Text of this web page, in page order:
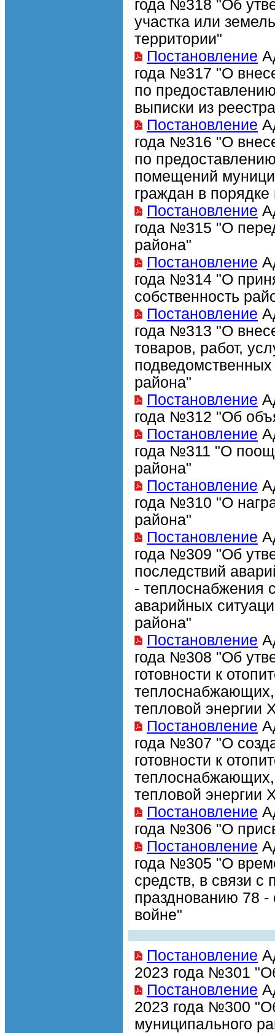
года №318 "Об
участка или
территории"
Постановление
года №317 "О
по
выписки из
Постановление
года №316 "О
по
помещений
граждан в порядке
Постановление
года №315 "О
района"
Постановление
года №314 "О
собственность
Постановление
года №313 "О
товаров, работ,
района"
Постановление
года №312 "Об
Постановление
года №311 "О
района"
Постановление
года №310 "О
района"
Постановление
года №309 "Об
последствий
- теплоснабжения
аварийных
района"
Постановление
года №308 "Об
готовности к
теплоснабжающих,
тепловой энергии
Постановление
года №307 "О
готовности к
теплоснабжающих,
тепловой энергии
Постановление
года №306 "О
Постановление
года №305 "О
средств, в связи
празднованию 78
войне"
Постановление
2023 года №301
Постановление
2023 года №300
муниципального